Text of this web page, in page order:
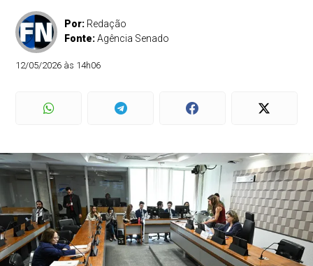
Por: Redação
Fonte:Agência Senado
12/05/2026 às 14h06